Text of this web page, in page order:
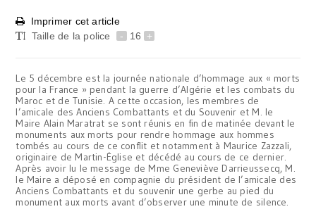
Imprimer cet article
Taille de la police
- 16 +
Le 5 décembre est la journée nationale d’hommage aux « morts
pour la France » pendant la guerre d’Algérie et les combats du
Maroc et de Tunisie. A cette occasion, les membres de
l’amicale des Anciens Combattants et du Souvenir et M. le
Maire Alain Maratrat se sont réunis en fin de matinée devant le
monuments aux morts pour rendre hommage aux hommes
tombés au cours de ce conflit et notamment à Maurice Zazzali,
originaire de Martin-Église et décédé au cours de ce dernier.
Après avoir lu le message de Mme Geneviève Darrieussecq, M.
le Maire a déposé en compagnie du président de l’amicale des
Anciens Combattants et du souvenir une gerbe au pied du
monument aux morts avant d’observer une minute de silence.